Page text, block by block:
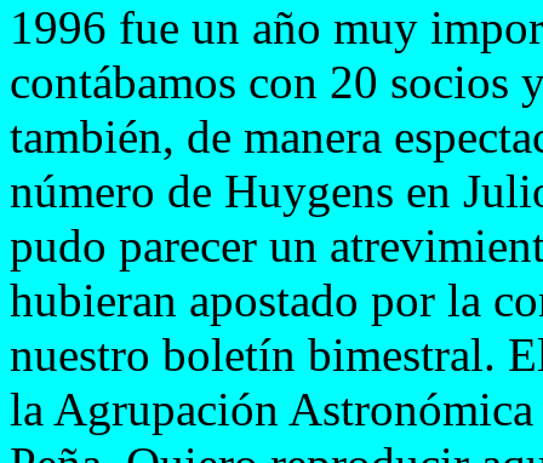
1996 fue un año muy
contábamos con 20 socios
también, de manera
número de Huygens en
pudo parecer un
hubieran apostado por la
nuestro boletín bimestral.
la Agrupación